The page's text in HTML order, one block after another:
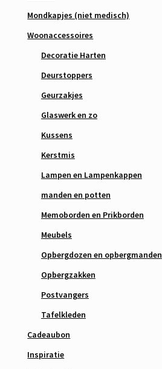
Mondkapjes (niet medisch)
Woonaccessoires
Decoratie Harten
Deurstoppers
Geurzakjes
Glaswerk en zo
Kussens
Kerstmis
Lampen en Lampenkappen
manden en potten
Memoborden en Prikborden
Meubels
Opbergdozen en opbergmanden
Opbergzakken
Postvangers
Tafelkleden
Cadeaubon
Inspiratie